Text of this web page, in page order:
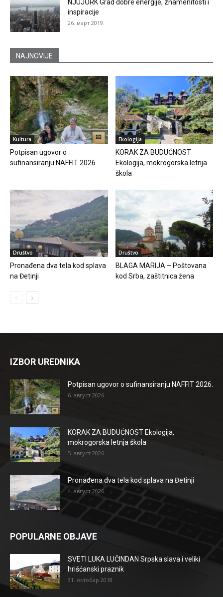
NJUJORK Grad dobre energije, znamenitosti i
inspiracije
26. март 2019.
NAJNOVIJE
Kultura
Potpisan ugovor o
sufinansiranju NAFFIT 2026.
Ekologija
KORAK ZA BUDUĆNOST
Ekologija, mokrogorska letnja
škola
Društvo
Pronađena dva tela kod splava
na Đetinji
Društvo
BLAGA MARIJA – Poštovana
kod Srba, zaštitnica žena
IZBOR UREDNIKA
Potpisan ugovor o sufinansiranju NAFFIT 2026.
6. август 2026.
KORAK ZA BUDUĆNOST Ekologija,
mokrogorska letnja škola
5. август 2026.
Pronađena dva tela kod splava na Đetinji
4. август 2026.
POPULARNE OBJAVE
SVETI LUKA LUČINDAN Srpska slava i veliki
hrišćanski praznik
31. октобар 2018.